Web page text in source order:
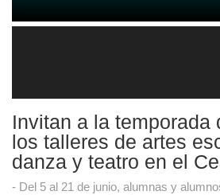
Invitan a la temporada
los talleres de artes
danza y teatro en el
- Del 5 al 21 de junio, alumnas y